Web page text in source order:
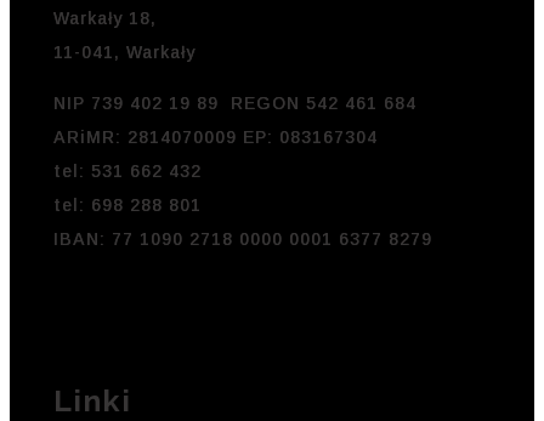
Warkały 18,
11-041, Warkały
NIP 739 402 19 89 REGON 542 461 684
ARiMR: 2814070009 EP: 083167304
tel: 531 662 432
tel: 698 288 801
IBAN: 77 1090 2718 0000 0001 6377 8279
Linki